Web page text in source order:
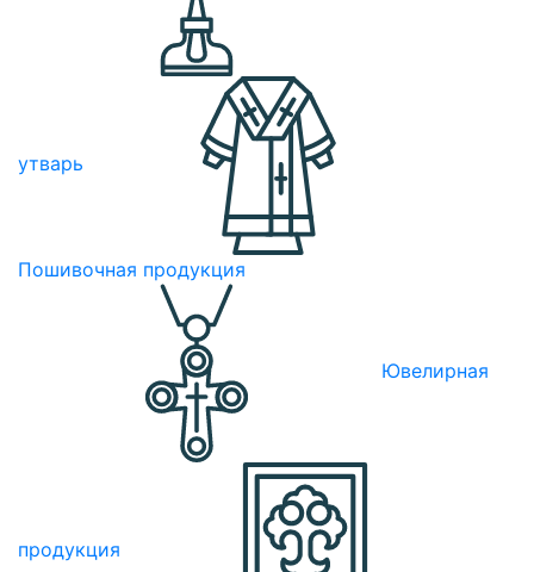
утварь
Пошивочная продукция
Ювелирная
продукция